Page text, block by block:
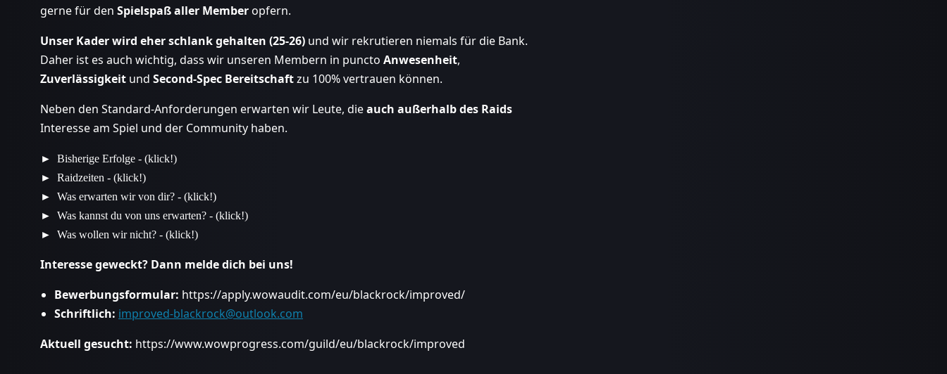
gerne für den Spielspaß aller Memberopfern.
Unser Kader wird eher schlank gehalten (25-26) und wir rekrutieren niemals für die Bank.
Daher ist es auch wichtig, dass wir unseren Membern in puncto Anwesenheit,
Zuverlässigkeit und Second-Spec Bereitschaftzu 100% vertrauen können.
Neben den Standard-Anforderungen erwarten wir Leute, dieauch außerhalb des Raids
Interesse am Spiel und der Community haben.
Bisherige Erfolge - (klick!)
Raidzeiten - (klick!)
Was erwarten wir von dir? - (klick!)
Was kannst du von uns erwarten? - (klick!)
Was wollen wir nicht? - (klick!)
Interesse geweckt? Dann melde dich bei uns!
Bewerbungsformular: https://apply.wowaudit.com/eu/blackrock/improved/
Schriftlich: improved-blackrock@outlook.com
Aktuell gesucht: https://www.wowprogress.com/guild/eu/blackrock/improved